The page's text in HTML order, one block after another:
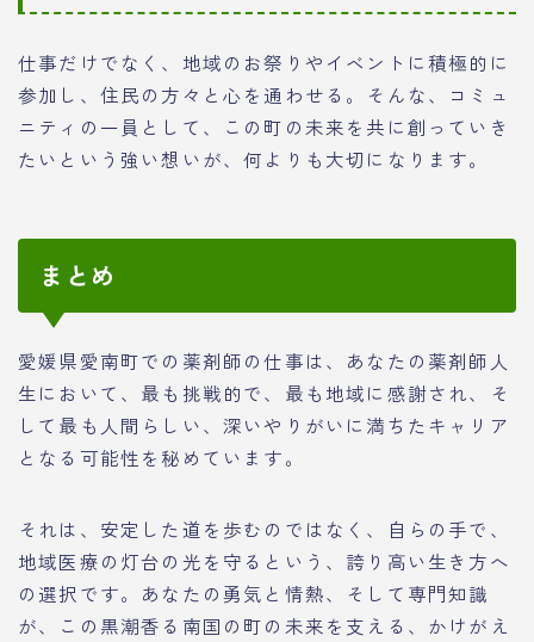
仕事だけでなく、地域のお祭りやイベントに積極的に
参加し、住民の方々と心を通わせる。そんな、コミュ
ニティの一員として、この町の未来を共に創っていき
たいという強い想いが、何よりも大切になります。
まとめ
愛媛県愛南町での薬剤師の仕事は、あなたの薬剤師人
生において、最も挑戦的で、最も地域に感謝され、そ
して最も人間らしい、深いやりがいに満ちたキャリア
となる可能性を秘めています。
それは、安定した道を歩むのではなく、自らの手で、
地域医療の灯台の光を守るという、誇り高い生き方へ
の選択です。あなたの勇気と情熱、そして専門知識
が、この黒潮香る南国の町の未来を支える、かけがえ